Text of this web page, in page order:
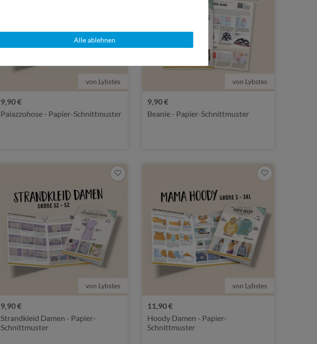
von Lybstes
9,90 €
Palazzohose - Papier-Schnittmuster
von Lybstes
9,90 €
Beanie - Papier-Schnittmuster
von Lybstes
9,90 €
Strandkleid Damen - Papier-
Schnittmuster
von Lybstes
11,90 €
Hoody Damen - Papier-
Schnittmuster
Alle ablehnen